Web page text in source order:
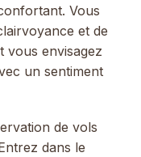
Vous
et de
vous envisagez
un sentiment
de vols
dans le